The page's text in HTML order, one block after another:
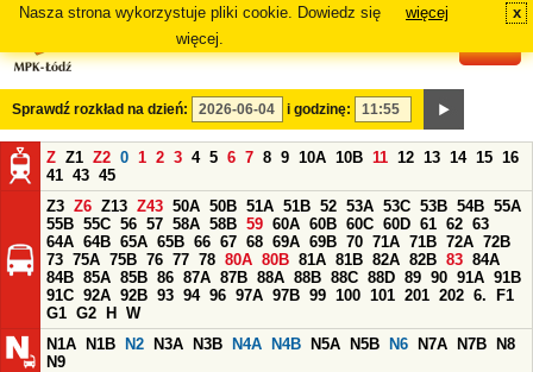
Nasza strona wykorzystuje pliki cookie. Dowiedz się
więcej.
więcej x
Sprawdź rozkład na dzień: i godzinę:
Z Z1 Z2 0 1 2 3 4 5 6 7 8 9 10A 10B 11 12 13 14 15 16
41 43 45
Z3 Z6 Z13 Z43 50A 50B 51A 51B 52 53A 53C 53B 54B 55A
55B 55C 56 57 58A 58B 59 60A 60B 60C 60D 61 62 63
64A 64B 65A 65B 66 67 68 69A 69B 70 71A 71B 72A 72B
73 75A 75B 76 77 78 80A 80B 81A 81B 82A 82B 83 84A
84B 85A 85B 86 87A 87B 88A 88B 88C 88D 89 90 91A 91B
91C 92A 92B 93 94 96 97A 97B 99 100 101 201 202 6.
F1
G1 G2 H
W
N1A
N1B N2 N3A N3B N4A N4B N5A N5B N6 N7A N7B
N8
N9